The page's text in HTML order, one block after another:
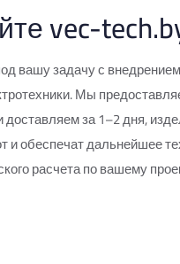
vec-
вашу задачу с
Мы
за 1–2 дня,
обеспечат дальнейшее
расчета по вашему